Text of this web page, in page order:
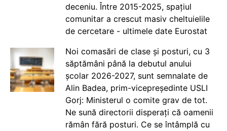
deceniu. Între 2015-2025, spațiul
comunitar a crescut masiv cheltuielile
de cercetare - ultimele date Eurostat
Noi comasări de clase și posturi, cu 3
săptămâni până la debutul anului
școlar 2026-2027, sunt semnalate de
Alin Badea, prim-vicepreședinte USLI
Gorj: Ministerul o comite grav de tot.
Ne sună directorii disperați că oamenii
rămân fără posturi. Ce se întâmplă cu